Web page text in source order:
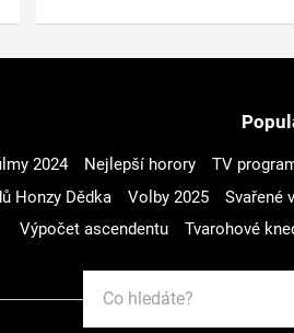
2024 Nejlepší horory TV
Honzy Dědka Volby 2025 Svařené
Výpočet ascendentu
Tvarohové